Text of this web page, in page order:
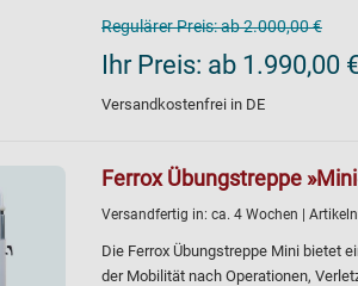
Regulärer Preis:ab 2.000,00 €
Ihr Preis: ab 1.990,00
Versandkostenfrei in DE
Ferrox Übungstreppe
Versandfertig in: ca. 4 Wochen |
Die Ferrox Übungstreppe Mini bietet
der Mobilität nach Operationen,